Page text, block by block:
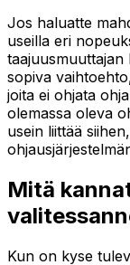
Jos haluatte
useilla eri
taajuusmuuttajan
sopiva
joita ei ohjata
olemassa oleva
usein liittää
Mitä
Kun on kyse